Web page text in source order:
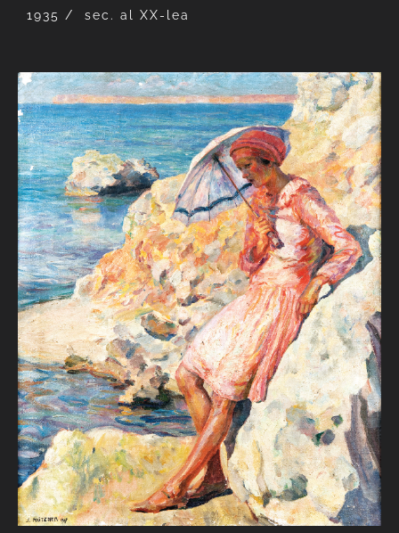
1935 / sec. al XX-lea